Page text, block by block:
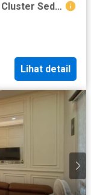
Disewakan rumah bagus siap huni di Cluster Sedayu City - Kelapa Gading
Lihat detail